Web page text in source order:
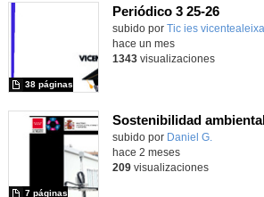
Periódico 3 25-26
subido por Tic ies
38 páginas
hace un mes
1343visualizaciones
Contenido educativo.
subido por Daniel G.
7 páginas
hace 2 meses
209visualizaciones